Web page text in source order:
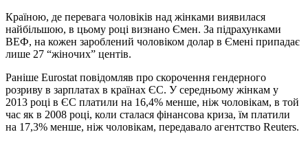
Країною, де перевага чоловіків над жінками виявилася
найбільшою, в цьому році визнано Ємен. За підрахунками
ВЕФ, на кожен зароблений чоловіком долар в Ємені припадає
лише 27 “жіночих” центів.
Раніше Eurostat повідомляв про скорочення гендерного
розриву в зарплатах в країнах ЄС. У середньому жінкам у
2013 році в ЄС платили на 16,4% менше, ніж чоловікам, в той
час як в 2008 році, коли сталася фінансова криза, їм платили
на 17,3% менше, ніж чоловікам, передавало агентство Reuters.